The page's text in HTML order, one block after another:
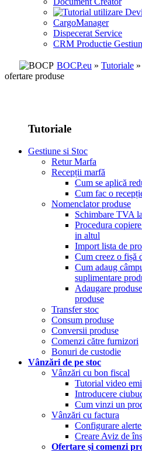
CargoManager
Dispecerat Service
CRM Productie
BOCP.eu » Tutoriale
ofertare produse
Tutoriale
Gestiune si Stoc
Retur Marfa
Recepții marfă
Cum se aplică
Cum fac o
Nomenclator produse
Schimbare TVA
Procedura
in altul
Import lista de
Cum creez o fișă
Cum adaug
suplimentare
Adaugare
produse
Transfer stoc
Consum produse
Conversii produse
Comenzi către furnizori
Bonuri de custodie
Vânzări de pe stoc
Vânzări cu bon fiscal
Tutorial video
Introducere
Cum vinzi un
Vânzări cu factura
Configurare
Creare Aviz de
Ofertare și comenzi